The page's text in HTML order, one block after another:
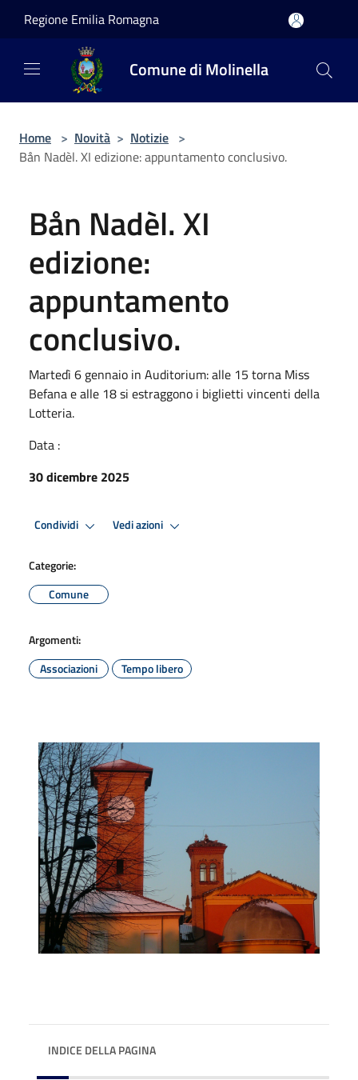
Regione Emilia Romagna
Comune di Molinella
Home > Novità > Notizie >
Bån Nadèl. XI edizione: appuntamento conclusivo.
Bån Nadèl. XI
edizione:
appuntamento
conclusivo.
Martedì 6 gennaio in Auditorium: alle 15 torna Miss
Befana e alle 18 si estraggono i biglietti vincenti della
Lotteria.
Data :
30 dicembre 2025
Condividi Vedi azioni
Categorie:
Comune
Argomenti:
Associazioni
Tempo libero
INDICE DELLA PAGINA